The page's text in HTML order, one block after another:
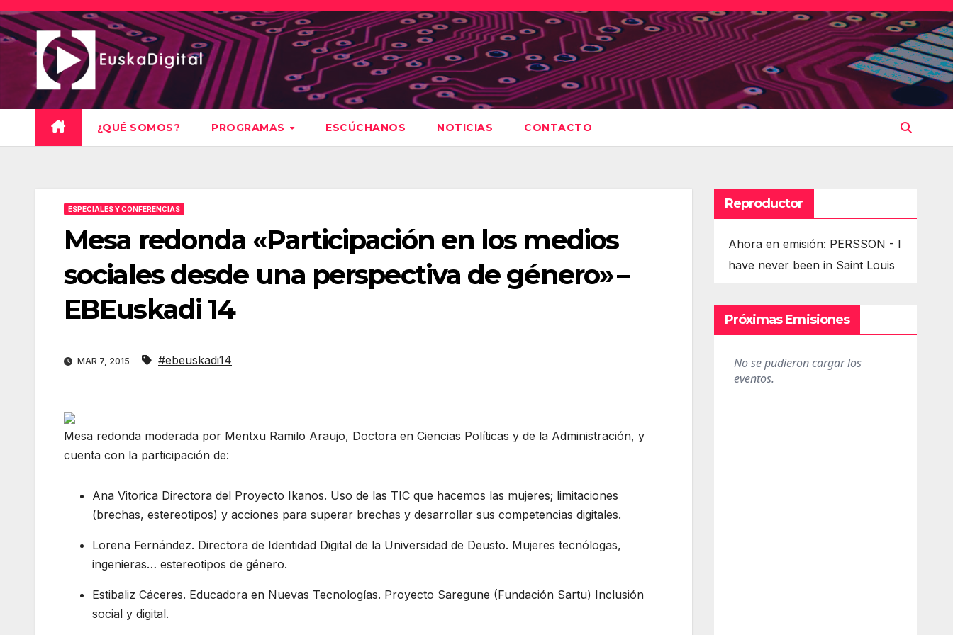
Saltar
al
contenido
¿QUÉ SOMOS? PROGRAMAS ESCÚCHANOS NOTICIAS CONTACTO
ESPECIALES Y CONFERENCIAS
Mesa redonda «Participación en los medios
sociales desde una perspectiva de género» –
EBEuskadi 14
MAR 7, 2015 #ebeuskadi14
Mesa redonda moderada por Mentxu Ramilo Araujo, Doctora en Ciencias Políticas y de la Administración, y
cuenta con la participación de:
Ana Vitorica Directora del Proyecto Ikanos. Uso de las TIC que hacemos las mujeres; limitaciones
(brechas, estereotipos) y acciones para superar brechas y desarrollar sus competencias digitales.
Lorena Fernández. Directora de Identidad Digital de la Universidad de Deusto. Mujeres tecnólogas,
ingenieras… estereotipos de género.
Estibaliz Cáceres. Educadora en Nuevas Tecnologías. Proyecto Saregune (Fundación Sartu) Inclusión
social y digital.
Reproductor
Ahora en emisión: PERSSON - I
have never been in Saint Louis
Próximas Emisiones